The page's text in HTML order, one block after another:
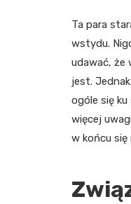
Ta para
wstydu.
udawać, że
jest.
ogóle się
więcej
w końcu się